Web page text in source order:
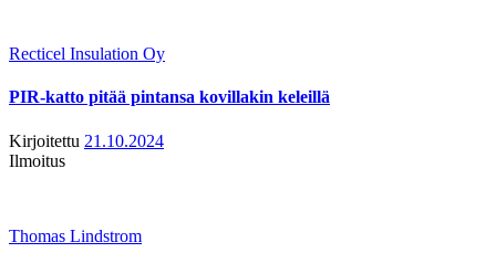
Recticel Insulation Oy
PIR-katto pitää pintansa kovillakin keleillä
Kirjoitettu 21.10.2024
Ilmoitus
Thomas Lindstrom